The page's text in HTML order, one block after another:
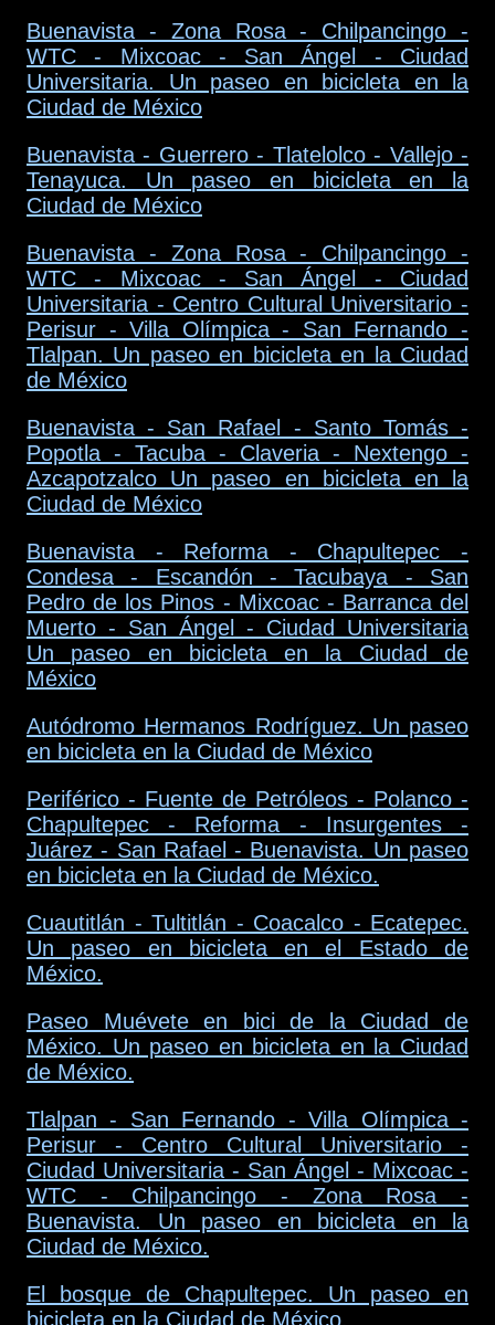
Buenavista - Zona Rosa - Chilpancingo -
WTC - Mixcoac - San Ángel - Ciudad
Universitaria. Un paseo en bicicleta en la
Ciudad de México
Buenavista - Guerrero - Tlatelolco - Vallejo -
Tenayuca. Un paseo en bicicleta en la
Ciudad de México
Buenavista - Zona Rosa - Chilpancingo -
WTC - Mixcoac - San Ángel - Ciudad
Universitaria - Centro Cultural Universitario -
Perisur - Villa Olímpica - San Fernando -
Tlalpan. Un paseo en bicicleta en la Ciudad
de México
Buenavista - San Rafael - Santo Tomás -
Popotla - Tacuba - Claveria - Nextengo -
Azcapotzalco Un paseo en bicicleta en la
Ciudad de México
Buenavista - Reforma - Chapultepec -
Condesa - Escandón - Tacubaya - San
Pedro de los Pinos - Mixcoac - Barranca del
Muerto - San Ángel - Ciudad Universitaria
Un paseo en bicicleta en la Ciudad de
México
Autódromo Hermanos Rodríguez. Un paseo
en bicicleta en la Ciudad de México
Periférico - Fuente de Petróleos - Polanco -
Chapultepec - Reforma - Insurgentes -
Juárez - San Rafael - Buenavista. Un paseo
en bicicleta en la Ciudad de México.
Cuautitlán - Tultitlán - Coacalco - Ecatepec.
Un paseo en bicicleta en el Estado de
México.
Paseo Muévete en bici de la Ciudad de
México. Un paseo en bicicleta en la Ciudad
de México.
Tlalpan - San Fernando - Villa Olímpica -
Perisur - Centro Cultural Universitario -
Ciudad Universitaria - San Ángel - Mixcoac -
WTC - Chilpancingo - Zona Rosa -
Buenavista. Un paseo en bicicleta en la
Ciudad de México.
El bosque de Chapultepec. Un paseo en
bicicleta en la Ciudad de México.